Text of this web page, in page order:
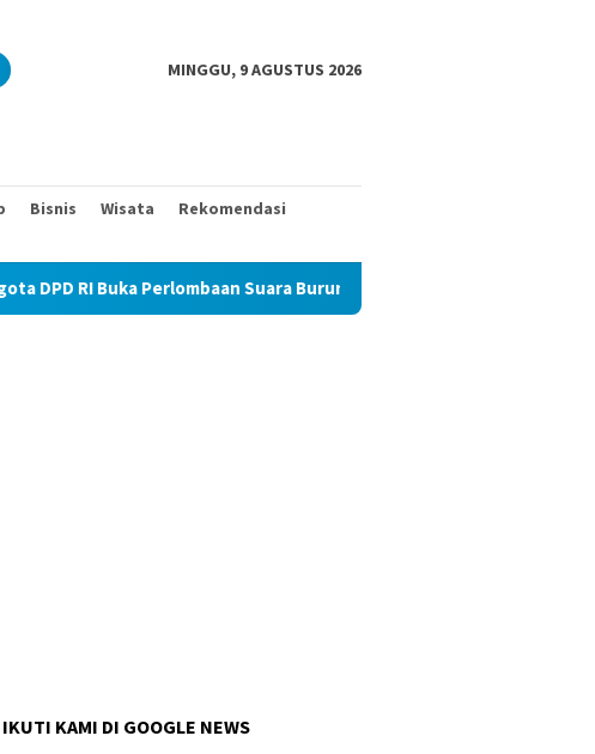
MINGGU, 9 AGUSTUS 2026
Bisnis Wisata
Rekomendasi
Perlombaan Suara Burung Perkutut
IKUTI KAMI DI GOOGLE NEWS